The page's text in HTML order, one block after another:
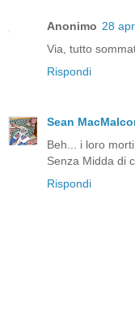
Anonimo 28
Via, tutto
Rispondi
Sean
Beh... i loro
Senza Midda di
Rispondi